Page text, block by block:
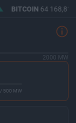
BITCOIN 64 168,81
2000 MW
/ 500 MW